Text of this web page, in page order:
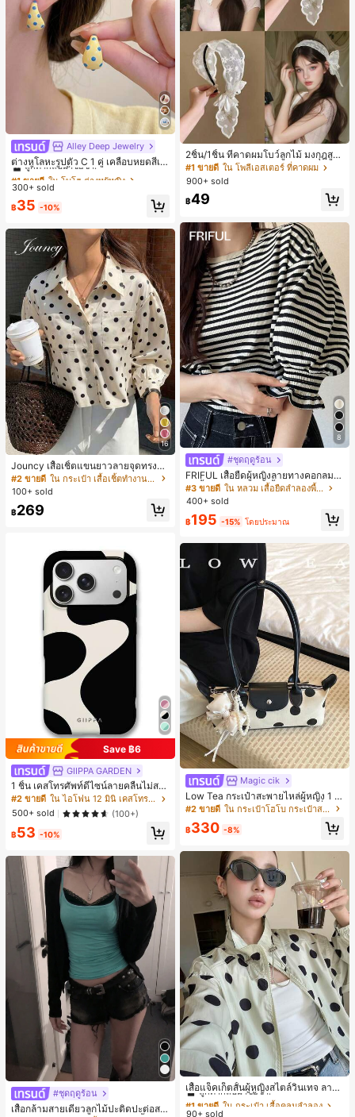
Alley Deep Jewelry
ต่างหูโลหะรูปตัว C 1 คู่ เคลือบหยดสีเห
ลือง ลายจุดสีน้ำเงิน สไตล์ยุโรปและอเม
ริกัน แฟชั่นส่วนตัว หวานและสง่างาม
ดินทาง งานแต่งงาน ปาร์ตี้ วันเกิด ของ
#1 ขายดี ใน โบโฮ ต่างหูผู้หญิง
ลูกค้ากลับมาซื้อซ้ำ!
#1 ขายดี ใน โบโฮ ต่างหูผู้หญิง
ลูกค้ากลับมาซื้อซ้ำ!
#1 ขายดี ใน โบโฮ ต่างหูผู้หญิง
ลูกค้ากลับมาซื้อซ้ำ!
#1 ขายดี ใน โบโฮ ต่างหูผู้หญิง
300+ sold
฿35 -10%
16
Jouncy เสื้อเชิ้ตแขนยาวลายจุดทรงหล
วมสำหรับผู้หญิง
#2 ขายดี
ใน กระเป๋า เสื้อเชิ้ตทำงานมีกระเป๋า
100+ sold
฿269
Save ฿6
GIIPPA GARDEN
1 ชิ้น เคสโทรศัพท์ดีไซน์ลายคลื่นไม่สม
มาตรสำหรับ Phone 17 Pro Max, เหม
าะสำหรับ Phone 16 Pro Max, 15 Pro
Max, 14 Pro Max, เคสโทรศัพท์สไตล์เ
กาหลีและน่าสนใจ, เข้ากันได้กับ 11/12/
13/14/15/16 Pro Max Plus, ดีไซน์หรู
ขวัญในอุดมคติสำหรับคริสต์มาส, วันว
าเลนไทน์, อีสเตอร์, ฤดูแต่งงานและวันเ
กิดสำหรับแฟนสาว
#2 ขายดี
ใน ไอโฟน 12 มินิ เคสโทรศัพท์แฟชั่น
500+ sold
(100+)
฿53 -10%
#ชุดฤดูร้อน
เสื้อกล้ามสายเดี่ยวลูกไม้ปะติดปะต่อสไ
2ชิ้น/1ชิ้น ที่คาดผมโบว์ลูกไม้ มงกุฎสูง
แถบกว้าง สีดำ สีขาว สำหรับใส่ประจำ
วัน กิ๊บติดผม ยางรัดผม (ลายปักดอกไม้
จัดวางแบบสุ่ม)
#1 ขายดี ใน โพลีเอสเตอร์ ที่คาดผม
900+ sold
฿49
8
#ชุดฤดูร้อน
FRIFUL เสื้อยืดผู้หญิงลายทางคอกลมแ
ขนสั้นปลายแขนพับ เสื้อยืดกราฟิกฤดูร้
อน
#3 ขายดี
ใน หลวม เสื้อยืดลำลองพื้นฐาน
400+ sold
฿195 -15% โดยประมาณ
Magic cik
Low Tea กระเป๋าสะพายไหล่ผู้หญิง 1 ชิ้
น ลายจุด ผ้า PU สไตล์วินเทจแฟชั่น ทร
ดุมแป๊ก สายสะพายปรับได้ ใช้สะพายไ
ลางแจ้ง ท่องเที่ยว และออกไปข้างนอก
(พร้อมจี้ห้อย)
#2 ขายดี ใน กระเป๋าโฮโบ กระเป๋าสะพายผู้หญิง
฿330 -8%
เสื้อแจ็คเก็ตสั้นผู้หญิงสไตล์วินเทจ ลายจุ
ดขนาดใหญ่ คอตั้ง เอวเข้ารูป แขนพอง
ทรงหลวม แฟชั่นอเนกประสงค์ สำหรับใ
#1 ขายดี
ใน กระเป๋า เสื้อคลุมลำลอง
ลูกค้ากลับมาซื้อซ้ำ!
#1 ขายดี ใน กระเป๋า เสื้อคลุมลำลอง
ลูกค้ากลับมาซื้อซ้ำ!
#1 ขายดี ใน กระเป๋า เสื้อคลุมลำลอง
ลูกค้ากลับมาซื้อซ้ำ!
90+ sold